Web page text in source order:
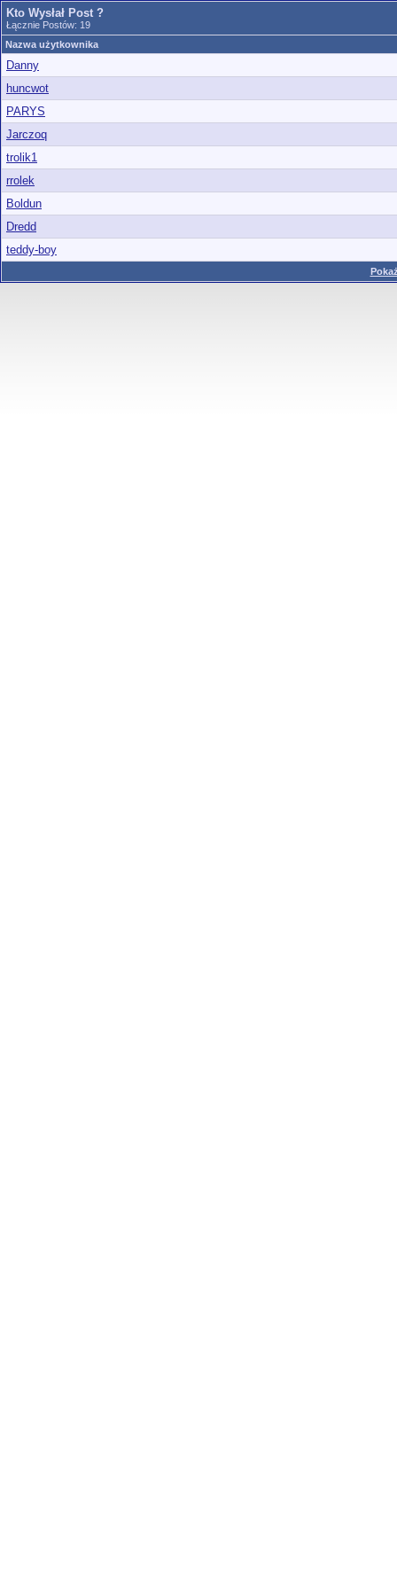
Kto Wysłał Post ?
Łącznie Postów: 19
Nazwa użytkownika
Danny
huncwot
PARYS
Jarczoq
trolik1
rrolek
Boldun
Dredd
teddy-boy